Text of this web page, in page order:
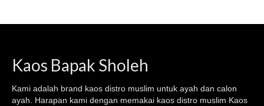
Kaos Bapak Sholeh
Kami adalah brand kaos distro muslim untuk ayah dan calon
ayah. Harapan kami dengan memakai kaos distro muslim Kaos